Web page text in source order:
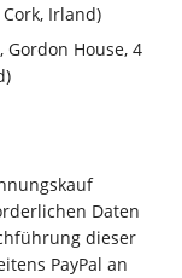
Irland)
Gordon House, 4
Daten
dieser
PayPal an